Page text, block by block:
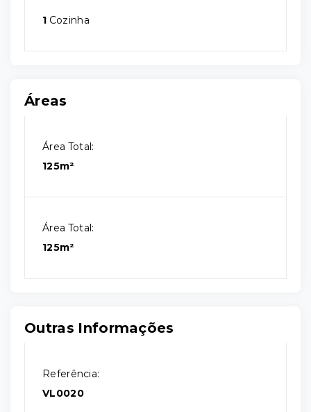
1 Cozinha
Áreas
Área Total:
125m²
Área Total:
125m²
Outras Informações
Referência:
VL0020